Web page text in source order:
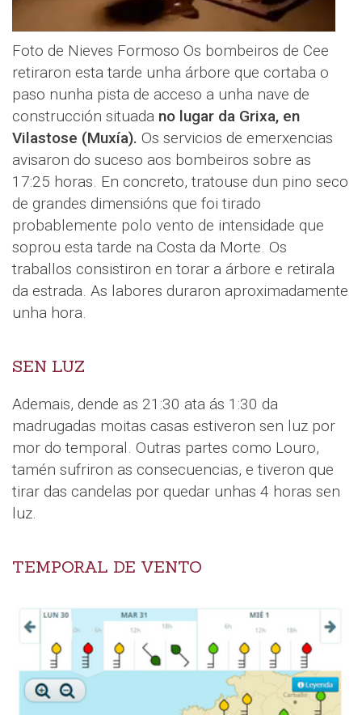
Foto de Nieves Formoso Os bombeiros de Cee
retiraron esta tarde unha árbore que cortaba o
paso nunha pista de acceso a unha nave de
construcción situada no lugar da Grixa, en
Vilastose (Muxía). Os servicios de emerxencias
avisaron do suceso aos bombeiros sobre as
17:25 horas. En concreto, tratouse dun pino seco
de grandes dimensións que foi tirado
probablemente polo vento de intensidade que
soprou esta tarde na Costa da Morte. Os
traballos consistiron en torar a árbore e retirala
da estrada. As labores duraron aproximadamente
unha hora.
SEN LUZ
Ademais, dende as 21:30 ata ás 1:30 da
madrugadas moitas casas estiveron sen luz por
mor do temporal. Outras partes como Louro,
tamén sufriron as consecuencias, e tiveron que
tirar das candelas por quedar unhas 4 horas sen
luz.
TEMPORAL DE VENTO